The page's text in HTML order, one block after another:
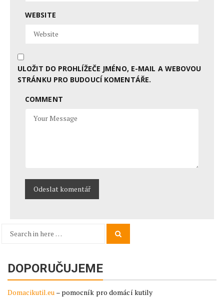
WEBSITE
ULOŽIT DO PROHLÍŽEČE JMÉNO, E-MAIL A WEBOVOU
STRÁNKU PRO BUDOUCÍ KOMENTÁŘE.
COMMENT
Search
DOPORUČUJEME
Domacikutil.eu – pomocník pro domácí kutily